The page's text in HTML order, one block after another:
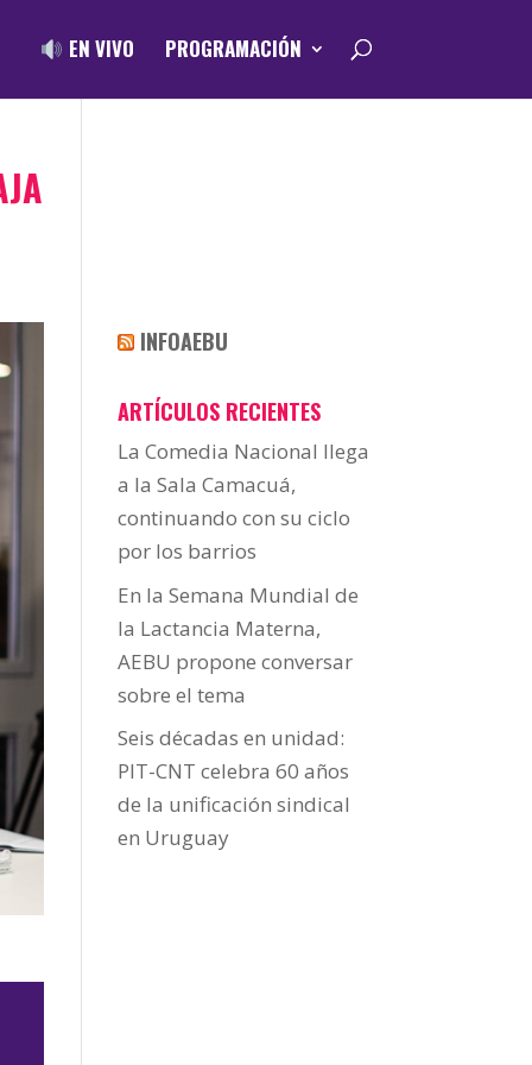
EN VIVO PROGRAMACIÓN
INFOAEBU
ARTÍCULOS RECIENTES
La Comedia Nacional llega
a la Sala Camacuá,
continuando con su ciclo
por los barrios
En la Semana Mundial de
la Lactancia Materna,
AEBU propone conversar
sobre el tema
Seis décadas en unidad:
PIT-CNT celebra 60 años
de la unificación sindical
en Uruguay